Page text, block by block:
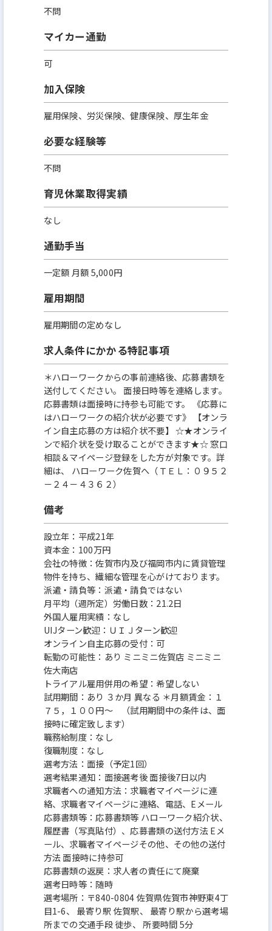
不問
マイカー通勤
可
加入保険
雇用保険、労災保険、健康保険、厚生年金
必要な経験等
不問
育児休業取得実績
なし
通勤手当
一定額 月額 5,000円
雇用期間
雇用期間の定めなし
求人条件にかかる特記事項
＊ハローワークからの事前連絡後、応募書類を
送付してください。 面接日時等を連絡します。
応募書類は面接時に持参も可能です。 《応募に
はハローワークの紹介状が必要です》 【オンラ
イン自主応募の方は紹介状不要】 ☆★オンライ
ンで紹介状を受け取ることができます★☆ 窓口
相談＆マイページ登録をした方が対象です。詳
細は、 ハローワーク佐賀へ（ＴＥＬ：０９５２
－２４－４３６２）
備考
設立年：平成21年
資本金：100万円
会社の特徴：佐賀市内及び福岡市内に賃貸管理
物件を持ち、繊細な管理を心がけております。
派遣・請負等：派遣・請負ではない
月平均（週所定）労働日数：21.2日
外国人雇用実績：なし
UIJターン歓迎：ＵＩＪターン歓迎
オンライン自主応募の受付：可
転勤の可能性：あり ミニミニ佐賀店 ミニミニ
佐大南店
トライアル雇用併用の希望：希望しない
試用期間：あり ３か月 異なる ＊月額賃金：１
７５，１００円～ （試用期間中の条件は、面
接時に確定致します）
職務給制度：なし
復職制度：なし
選考方法：面接（予定1回）
選考結果通知：面接選考後 面接後7日以内
求職者への通知方法：求職者マイページに連
絡、求職者マイページに連絡、電話、Eメール
応募書類等：応募書類等 ハローワーク紹介状、
履歴書（写真貼付）、応募書類の送付方法 Eメ
ール、求職者マイページその他、その他の送付
方法 面接時に持参可
応募書類の返戻：求人者の責任にて廃棄
選考日時等：随時
選考場所：〒840-0804 佐賀県佐賀市神野東4丁
目1-6、 最寄り駅 佐賀駅、 最寄り駅から選考場
所までの交通手段 徒歩、 所要時間 5分